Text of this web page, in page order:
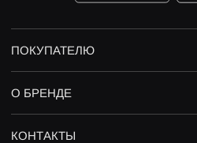
ПОКУПАТЕЛЮ
О БРЕНДЕ
КОНТАКТЫ